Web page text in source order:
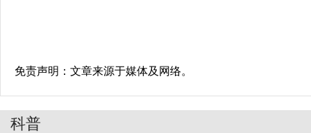
免责声明：文章来源于媒体及网络。
科普